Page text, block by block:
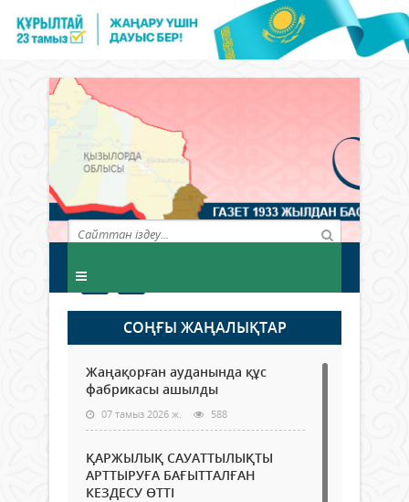
СОҢҒЫ ЖАҢАЛЫҚТАР
Жаңақорған ауданында құс
фабрикасы ашылды
07 тамыз 2026 ж. 588
ҚАРЖЫЛЫҚ САУАТТЫЛЫҚТЫ
АРТТЫРУҒА БАҒЫТТАЛҒАН
КЕЗДЕСУ ӨТТІ